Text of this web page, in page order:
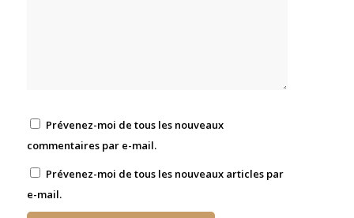
Prévenez-moi de tous les nouveaux
commentaires par e-mail.
Prévenez-moi de tous les nouveaux articles par
e-mail.